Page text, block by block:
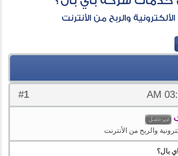
الألكترونية والربح من الأنترنت
#
1
والربح من الأنترنت
بال؟